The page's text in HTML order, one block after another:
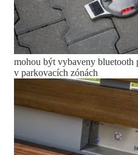
mohou být vybaveny bluetooth
v parkovacích zónách